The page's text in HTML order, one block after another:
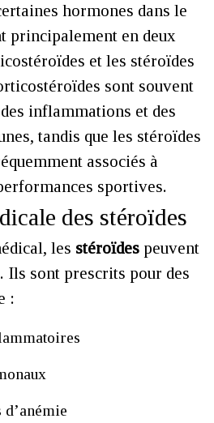
hormones dans le
principalement en deux
et les stéroïdes
sont souvent
inflammations et des
tandis que les stéroïdes
associés à
sportives.
des stéroïdes
les stéroïdes peuvent
Ils sont prescrits pour des
: